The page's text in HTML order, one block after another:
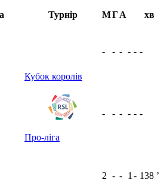
Турнір МГА хв
Кубок королів
- - - - - -
Про-ліга
- - - - - -
2 - - 1 - 138 ʼ